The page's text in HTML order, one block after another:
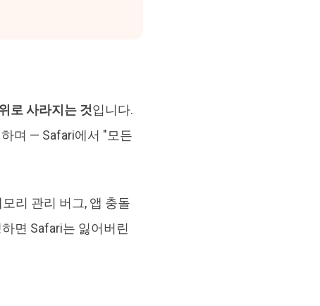
로 사라지는 것입니다.
며 — Safari에서 "모든
리 관리 버그, 앱 충돌
면 Safari는 잃어버린